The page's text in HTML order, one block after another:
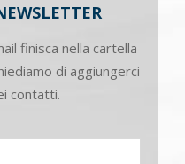
finisca nella cartella
di aggiungerci
contatti.